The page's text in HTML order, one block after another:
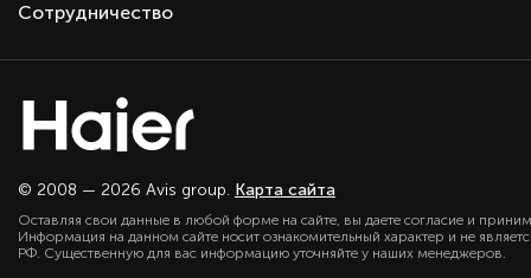
Страна производства
Страна бренда
Сотрудничество
© 2008 — 2026 Avis group. Карта сайта
Оставляя свои данные в любой форме на сайте, вы даете согласие и
Информация на данном сайте носит ознакомительный характер и не
РФ. Существенную для вас информацию уточняйте у наших менеджеров.